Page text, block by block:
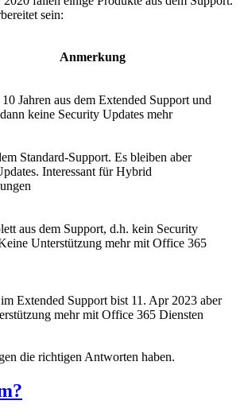
sein:
Anmerkung
Jahren aus dem Extended Support und
keine Security Updates mehr
Standard-Support. Es bleiben aber
Interessant für Hybrid
aus dem Support, d.h. kein Security
Unterstützung mehr mit Office 365
Extended Support bist 11. Apr 2023 aber
mehr mit Office 365 Diensten
die richtigen Antworten haben.